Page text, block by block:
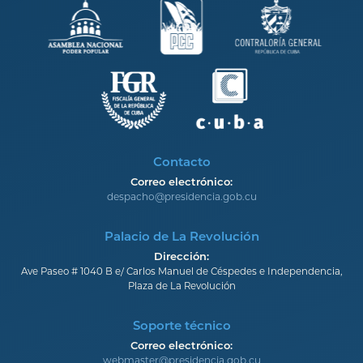
Contacto
Correo electrónico:
despacho@presidencia.gob.cu
Palacio de La Revolución
Dirección:
Ave Paseo # 1040 B e/ Carlos Manuel de Céspedes e Independencia,
Plaza de La Revolución
Soporte técnico
Correo electrónico:
webmaster@presidencia.gob.cu